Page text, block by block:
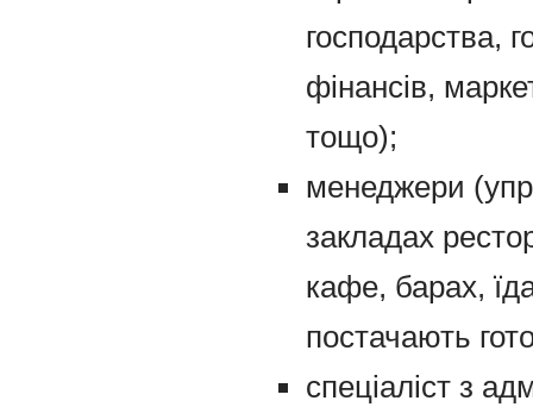
господарства,
фінансів,
тощо);
менеджери
закладах
кафе, барах,
постачають
спеціаліст з